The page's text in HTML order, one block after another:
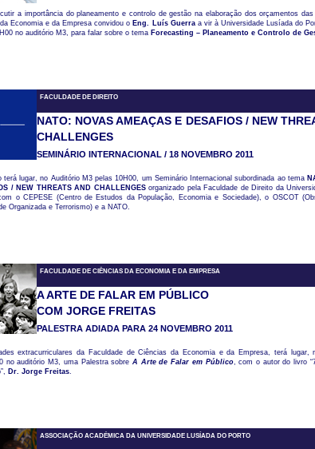
a importância do planeamento e controlo de gestão na elaboração dos orçamentos
Economia e da Empresa convidou o Eng. Luís Guerraa vir à Universidade Lusíada do
no auditório M3, para falar sobre o tema Forecasting – Planeamento e Controlo de
FACULDADE DE DIREITO
NATO: NOVAS AMEAÇAS E DESAFIOS / NEW
CHALLENGES
SEMINÁRIO INTERNACIONAL / 18 NOVEMBRO 2011
terá lugar, no Auditório M3 pelas 10H00, um Seminário Internacional subordinada ao tema
/ NEW THREATS AND CHALLENGESorganizado pela Faculdade de Direito da
o CEPESE (Centro de Estudos da População, Economia e Sociedade), o OSCOT
Organizada e Terrorismo) e a NATO.
FACULDADE DE CIÊNCIAS DA ECONOMIA E DA EMPRESA
A ARTE DE FALAR EM PÚBLICO
COM JORGE FREITAS
PALESTRA ADIADA PARA 24 NOVEMBRO 2011
extracurriculares da Faculdade de Ciências da Economia e da Empresa, terá lugar,
no auditório M3, uma Palestra sobre A Arte de Falar em Público, com o autor do livro
Dr. Jorge Freitas.
ASSOCIAÇÃO ACADÉMICA DA UNIVERSIDADE LUSÍADA DO PORTO